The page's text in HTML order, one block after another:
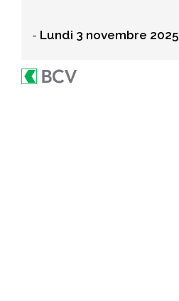
- Lundi 3 novembre 2025